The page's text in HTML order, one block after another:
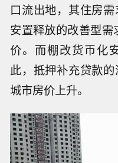
口流出地，其住房
安置释放的改善型
价。而棚改货币化
此，抵押补充贷款
城市房价上升。